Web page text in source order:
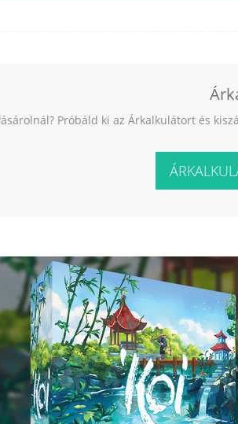
Próbáld ki az Árkalkulátort és